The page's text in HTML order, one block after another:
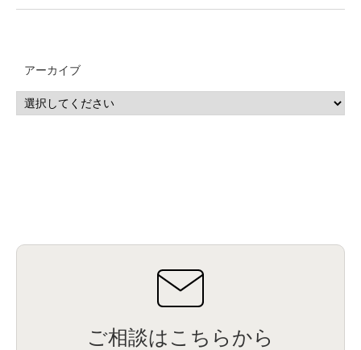
アーカイブ
ご相談はこちらから